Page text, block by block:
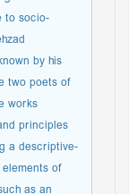
to socio-
by his
two poets of
works
principles
a descriptive-
of